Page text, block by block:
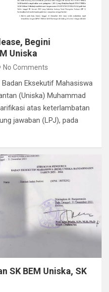
Begini
Uniska
No Comments
Eksekutif Mahasiswa
(Uniska) Muhammad
atas keterlambatan
jawaban (LPJ), pada
SK BEM Uniska, SK